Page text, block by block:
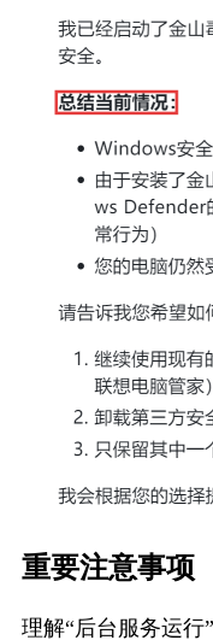
重要注意事项
理解“后台服务运行